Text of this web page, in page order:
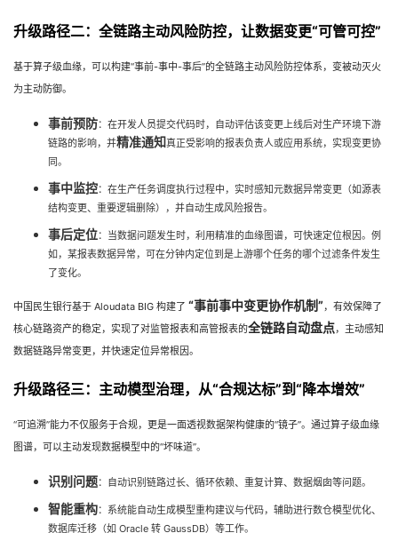
升级路径二：全链路主动风险防控，让数据变更“可管可控”
基于算子级血缘，可以构建“事前-事中-事后”的全链路主动风险防控体系，变被动灭火
为主动防御。
事前预防：在开发人员提交代码时，自动评估该变更上线后对生产环境下游
链路的影响，并精准通知真正受影响的报表负责人或应用系统，实现变更协
同。
事中监控：在生产任务调度执行过程中，实时感知元数据异常变更（如源表
结构变更、重要逻辑删除），并自动生成风险报告。
事后定位：当数据问题发生时，利用精准的血缘图谱，可快速定位根因。例
如，某报表数据异常，可在分钟内定位到是上游哪个任务的哪个过滤条件发生
了变化。
中国民生银行基于 Aloudata BIG 构建了 “事前事中变更协作机制” ，有效保障了
核心链路资产的稳定，实现了对监管报表和高管报表的全链路自动盘点，主动感知
数据链路异常变更，并快速定位异常根因。
升级路径三：主动模型治理，从“合规达标”到“降本增效”
“可追溯”能力不仅服务于合规，更是一面透视数据架构健康的“镜子”。通过算子级血缘
图谱，可以主动发现数据模型中的“坏味道”。
识别问题：自动识别链路过长、循环依赖、重复计算、数据烟囱等问题。
智能重构：系统能自动生成模型重构建议与代码，辅助进行数仓模型优化、
数据库迁移（如 Oracle 转 GaussDB）等工作。